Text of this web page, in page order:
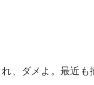
、ダメよ。最近